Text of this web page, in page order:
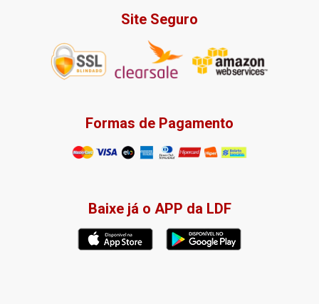
Site Seguro
Formas de Pagamento
Baixe já o APP da LDF